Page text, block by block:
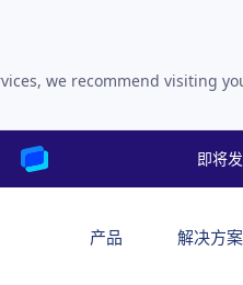
we recommend visiting
即将
产品 解决方案